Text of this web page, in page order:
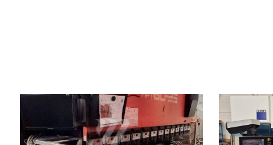
An fabricație:
2001
Sistem de control
Puterea de indoire
80 t
Lungimea de indoire
2620 mm
An fabricație:
Sistem de
Puterea de
Lungimea de